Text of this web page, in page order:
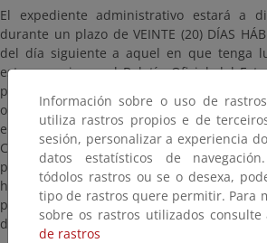
El expediente administrativo estará a
durante un plazo de VEINTE (20) DÍAS
del día siguiente a aquel en que tenga
este anuncio en el Boletín Oficial del
pueden consultar y presentar las
oportunas. La documentación para
en esta página, así como en las oficinas
Costas en Murcia (ubicadas en Avenida
planta. Edificio de Servicios Múltiples.
hábiles y en horario comprendido entre
previa cita a través de la dirección de
dcmurcia@miteco.es
Información sobre o uso de
utiliza rastros propios e de
sesión, personalizar a experiencia
datos estatísticos de
tódolos rastros ou se o desexa,
tipo de rastros quere permitir. Para
sobre os rastros utilizados
de rastros